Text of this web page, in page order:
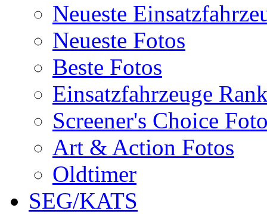
Neueste
Neueste Fotos
Beste Fotos
Einsatzfahrzeuge
Screener's Choice
Art & Action Fotos
Oldtimer
SEG/KATS